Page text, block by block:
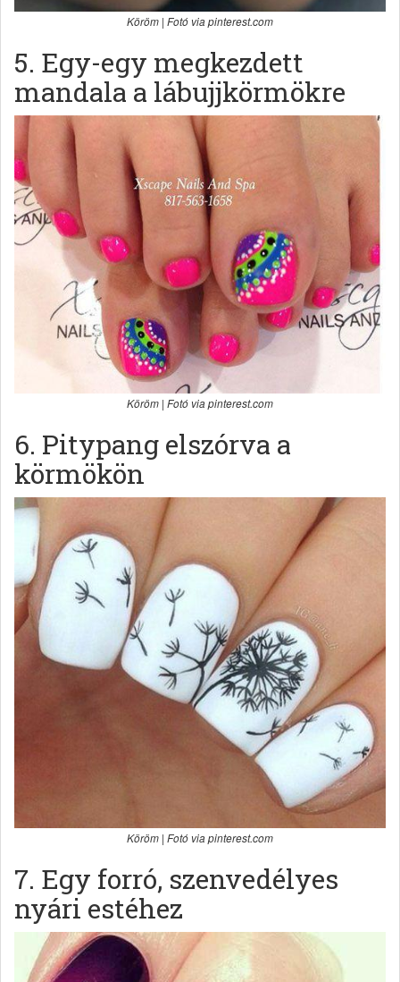
Köröm | Fotó via pinterest.com
5. Egy-egy megkezdett
mandala a lábujjkörmökre
Köröm | Fotó via pinterest.com
6. Pitypang elszórva a
körmökön
Köröm | Fotó via pinterest.com
7. Egy forró, szenvedélyes
nyári estéhez